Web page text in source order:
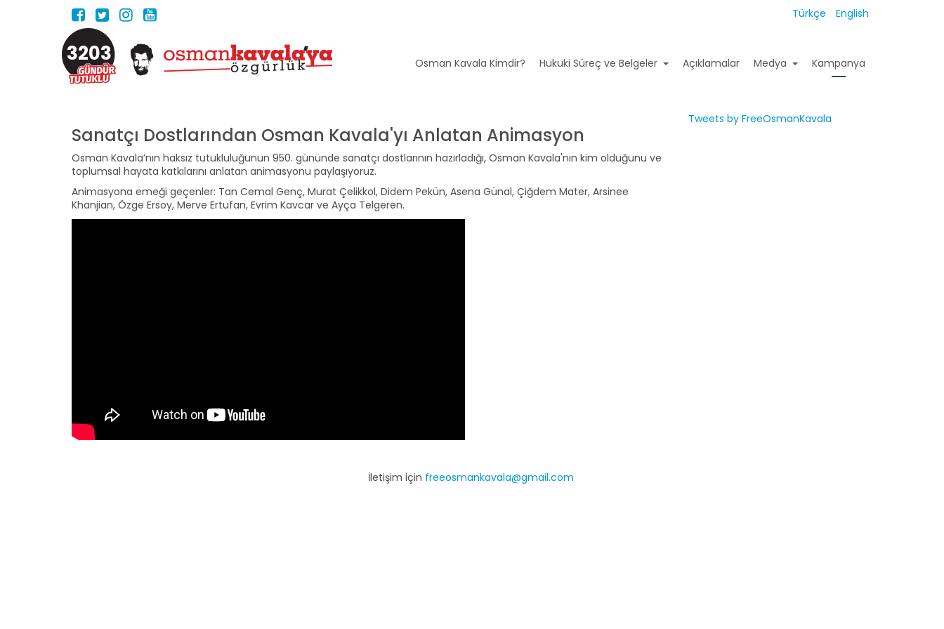
Türkçe English
3203 Osman Kavala Kimdir? Hukuki Süreç ve Belgeler Açıklamalar Medya Kampanya
Sanatçı Dostlarından Osman Kavala'yı Anlatan Animasyon
Osman Kavala’nın haksız tutukluluğunun 950. gününde sanatçı dostlarının hazırladığı, Osman Kavala'nın kim olduğunu ve
toplumsal hayata katkılarını anlatan animasyonu paylaşıyoruz.
Animasyona emeği geçenler: Tan Cemal Genç, Murat Çelikkol, Didem Pekün, Asena Günal, Çiğdem Mater, Arsinee
Khanjian, Özge Ersoy, Merve Ertufan, Evrim Kavcar ve Ayça Telgeren.
Tweets by FreeOsmanKavala
İletişim için freeosmankavala@gmail.com